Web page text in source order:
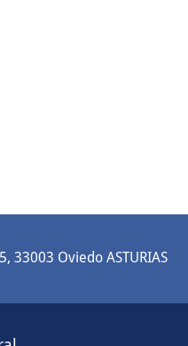
33003 Oviedo ASTURIAS